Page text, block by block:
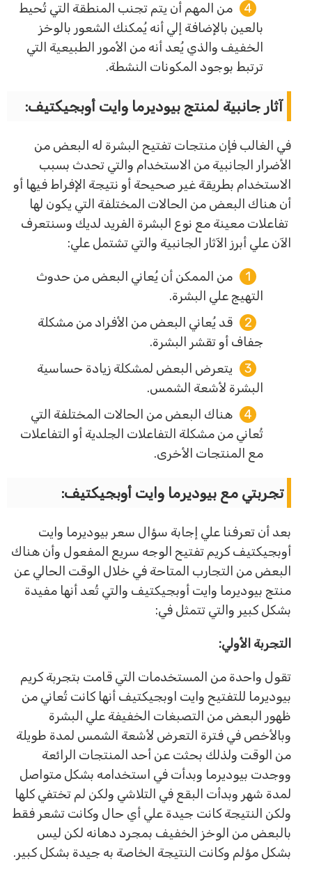
من المهم أن يتم تجنب المنطقة التي تُحيط
بالعين بالإضافة إلي أنه يُمكنك الشعور بالوخز
الخفيف والذي يُعد أنه من الأمور الطبيعية التي
ترتبط بوجود المكونات النشطة.
آثار جانبية لمنتج بيوديرما وايت أوبجيكتيف:
في الغالب فإن منتجات تفتيح البشرة له البعض من
الأضرار الجانبية من الاستخدام والتي تحدث بسبب
الاستخدام بطريقة غير صحيحة أو نتيجة الإفراط فيها أو
أن هناك البعض من الحالات المختلفة التي يكون لها
تفاعلات معينة مع نوع البشرة الفريد لديك وسنتعرف
الآن علي أبرز الآثار الجانبية والتي تشتمل علي:
من الممكن أن يُعاني البعض من حدوث
التهيج علي البشرة.
قد يُعاني البعض من الأفراد من مشكلة
جفاف أو تقشر البشرة.
يتعرض البعض لمشكلة زيادة حساسية
البشرة لأشعة الشمس.
هناك البعض من الحالات المختلفة التي
تُعاني من مشكلة التفاعلات الجلدية أو التفاعلات
مع المنتجات الأخرى.
تجربتي مع بيوديرما وايت أوبجيكتيف:
بعد أن تعرفنا علي إجابة سؤال سعر بيوديرما وايت
أوبجيكتيف كريم تفتيح الوجه سريع المفعول وأن هناك
البعض من التجارب المتاحة في خلال الوقت الحالي عن
منتج بيوديرما وايت أوبجيكتيف والتي تُعد أنها مفيدة
بشكل كبير والتي تتمثل في:
التجربة الأولي:
تقول واحدة من المستخدمات التي قامت بتجربة كريم
بيوديرما للتفتيح وايت اوبجيكتيف أنها كانت تُعاني من
ظهور البعض من التصبغات الخفيفة علي البشرة
وبالأخص في فترة التعرض لأشعة الشمس لمدة طويلة
من الوقت ولذلك بحثت عن أحد المنتجات الرائعة
ووجدت بيوديرما وبدأت في استخدامه بشكل متواصل
لمدة شهر وبدأت البقع في التلاشي ولكن لم تختفي كلها
ولكن النتيجة كانت جيدة علي أي حال وكانت تشعر فقط
بالبعض من الوخز الخفيف بمجرد دهانه لكن ليس
بشكل مؤلم وكانت النتيجة الخاصة به جيدة بشكل كبير.